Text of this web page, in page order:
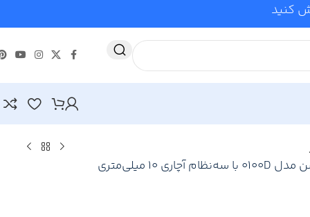
کنید